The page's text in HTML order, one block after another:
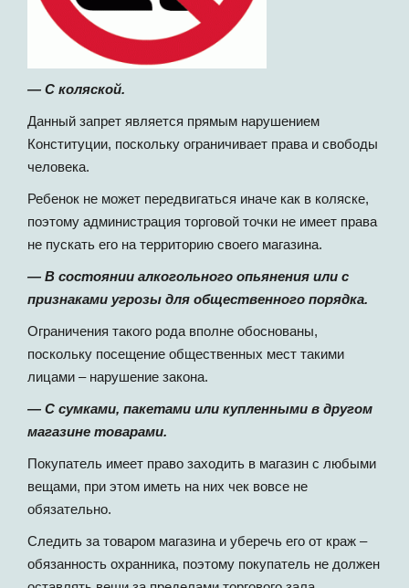
— С коляской.
Данный запрет является прямым нарушением
Конституции, поскольку ограничивает права и свободы
человека.
Ребенок не может передвигаться иначе как в коляске,
поэтому администрация торговой точки не имеет права
не пускать его на территорию своего магазина.
— В состоянии алкогольного опьянения или с
признаками угрозы для общественного порядка.
Ограничения такого рода вполне обоснованы,
поскольку посещение общественных мест такими
лицами – нарушение закона.
— С сумками, пакетами или купленными в другом
магазине товарами.
Покупатель имеет право заходить в магазин с любыми
вещами, при этом иметь на них чек вовсе не
обязательно.
Следить за товаром магазина и уберечь его от краж –
обязанность охранника, поэтому покупатель не должен